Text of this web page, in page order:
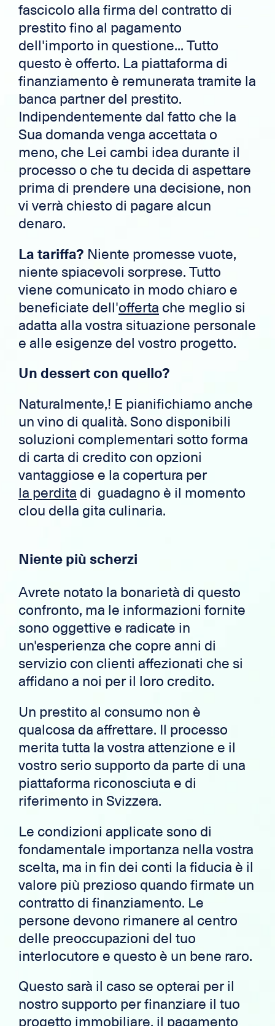
fascicolo alla firma del contratto di
prestito fino al pagamento
dell'importo in questione... Tutto
questo è offerto. La piattaforma di
finanziamento è remunerata tramite la
banca partner del prestito.
Indipendentemente dal fatto che la
Sua domanda venga accettata o
meno, che Lei cambi idea durante il
processo o che tu decida di aspettare
prima di prendere una decisione, non
vi verrà chiesto di pagare alcun
denaro.
La tariffa? Niente promesse vuote,
niente spiacevoli sorprese. Tutto
viene comunicato in modo chiaro e
beneficiate dell'offerta che meglio si
adatta alla vostra situazione personale
e alle esigenze del vostro progetto.
Un dessert con quello?
Naturalmente,! E pianifichiamo anche
un vino di qualità. Sono disponibili
soluzioni complementari sotto forma
di carta di credito con opzioni
vantaggiose e la copertura per
la perdita di guadagno è il momento
clou della gita culinaria.
Niente più scherzi
Avrete notato la bonarietà di questo
confronto, ma le informazioni fornite
sono oggettive e radicate in
un'esperienza che copre anni di
servizio con clienti affezionati che si
affidano a noi per il loro credito.
Un prestito al consumo non è
qualcosa da affrettare. Il processo
merita tutta la vostra attenzione e il
vostro serio supporto da parte di una
piattaforma riconosciuta e di
riferimento in Svizzera.
Le condizioni applicate sono di
fondamentale importanza nella vostra
scelta, ma in fin dei conti la fiducia è il
valore più prezioso quando firmate un
contratto di finanziamento. Le
persone devono rimanere al centro
delle preoccupazioni del tuo
interlocutore e questo è un bene raro.
Questo sarà il caso se opterai per il
nostro supporto per finanziare il tuo
progetto immobiliare, il pagamento